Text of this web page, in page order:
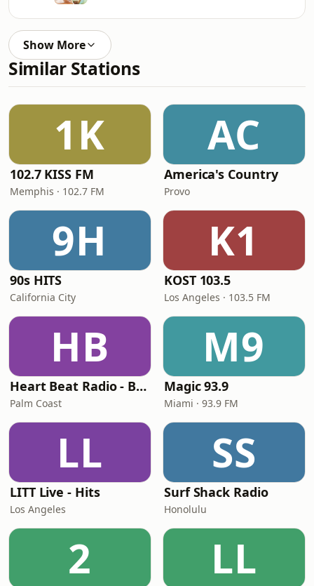
Show More
Similar Stations
1K
102.7 KISS FM
Memphis · 102.7 FM
AC
America's Country
Provo
9H
90s HITS
California City
K1
KOST 103.5
Los Angeles · 103.5 FM
HB
Heart Beat Radio - Back To The 80's Radio
Palm Coast
M9
Magic 93.9
Miami · 93.9 FM
LL
LITT Live - Hits
Los Angeles
SS
Surf Shack Radio
Honolulu
2 LL